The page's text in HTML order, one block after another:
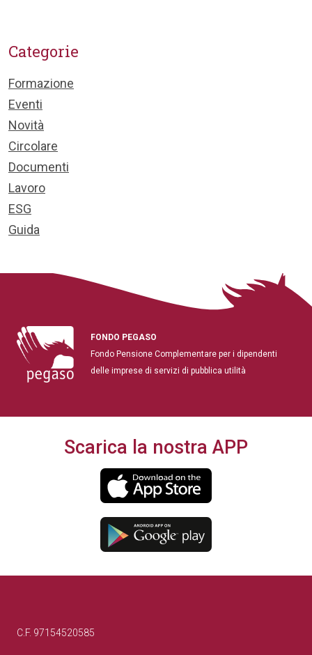
Categorie
Formazione
Eventi
Novità
Circolare
Documenti
Lavoro
ESG
Guida
FONDO PEGASO
Fondo Pensione Complementare per i dipendenti
delle imprese di servizi di pubblica utilità
Scarica la nostra APP
C.F. 97154520585